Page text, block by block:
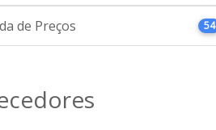
de Preços 54